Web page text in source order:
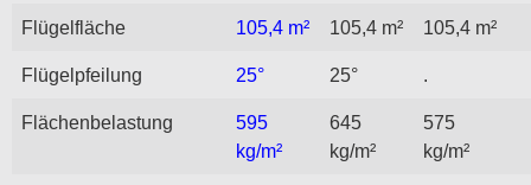
Flügelfläche 105,4 m² 105,4 m² 105,4 m²
Flügelpfeilung 25° 25° .
Flächenbelastung
595
kg/m²
645
kg/m²
575
kg/m²